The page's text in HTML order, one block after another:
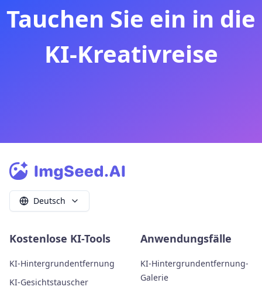
Tauchen Sie ein in die
KI-Kreativreise
Deutsch
Kostenlose KI-Tools
KI-Hintergrundentfernung
KI-Gesichtstauscher
Anwendungsfälle
KI-Hintergrundentfernung-
Galerie